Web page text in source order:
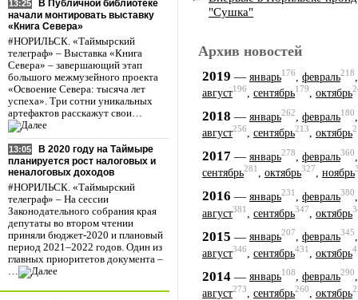
13:25
В Публичной библиотеке
начали монтировать выставку
«Книга Севера»
#НОРИЛЬСК. «Таймырский
телеграф» – Выставка «Книга
Севера» – завершающий этап
большого межмузейного проекта
«Освоение Севера: тысяча лет
успеха». Три сотни уникальных
артефактов расскажут свои…
13:05
В 2020 году на Таймыре
планируется рост налоговых и
неналоговых доходов
#НОРИЛЬСК. «Таймырский
телеграф» – На сессии
Законодательного собрания края
депутаты во втором чтении
приняли бюджет-2020 и плановый
период 2021–2022 годов. Один из
главных приоритетов документа –
…
"Сушка"
Архив новостей
2019 — январь176 февраль218
август196, сентябрь179, октябрь
2018 — январь262 февраль180
август256, сентябрь213, октябрь
2017 — январь278 февраль360
сентябрь281, октябрь327, ноябрь
2016 — январь231 февраль380
август381 сентябрь347 октябрь
2015 — январь207, февраль345
август346 сентябрь431 октябрь
2014 — январь108, февраль290
август273 сентябрь260 октябрь